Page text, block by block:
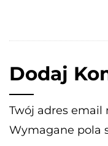
Dodaj
Twój adres email
Wymagane pola